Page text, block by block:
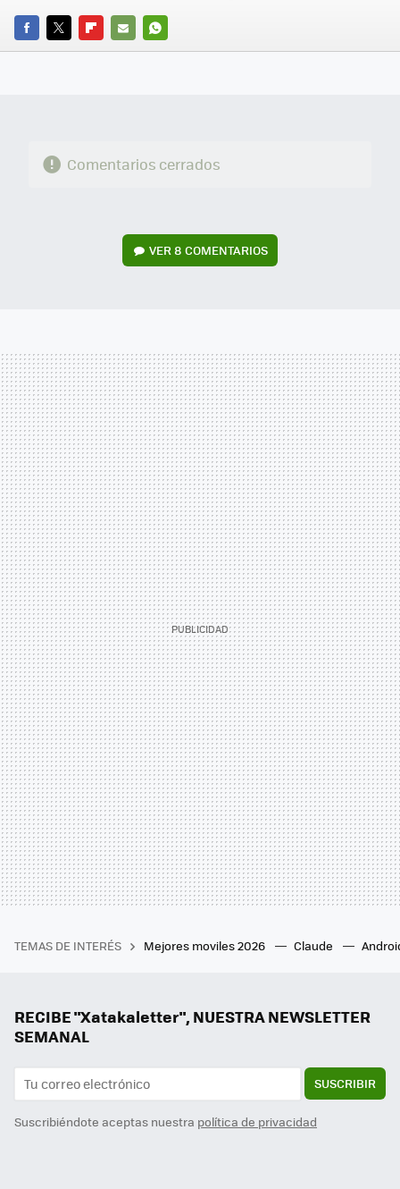
FACEBOOK
TWITTERFLIPBOARD
E-
WHATSAPP
Comentarios cerrados
VER8 COMENTARIOS
TEMAS DE INTERÉS Mejores moviles 2026 Claude
RECIBE "Xatakaletter", NUESTRA NEWSLETTER
SEMANAL
SUSCRIBIR
Suscribiéndote aceptas nuestra política de privacidad